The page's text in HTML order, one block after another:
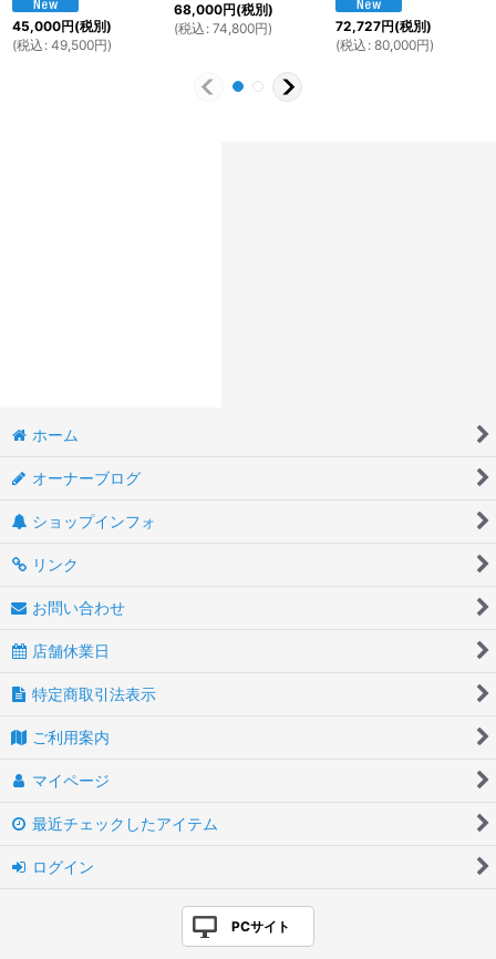
45,000円(税別)
(税込 : 49,500円)
68,000円(税別)
(税込 : 74,800円) 72,727円(税別)
(税込 : 80,000円)
ホーム
オーナーブログ
ショップインフォ
リンク
お問い合わせ
店舗休業日
特定商取引法表示
ご利用案内
マイページ
最近チェックしたアイテム
ログイン
PCサイト